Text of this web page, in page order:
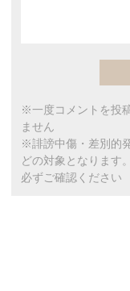
※一度コメントを投
ません
※誹謗中傷・差別的
どの対象となります
必ずご確認ください